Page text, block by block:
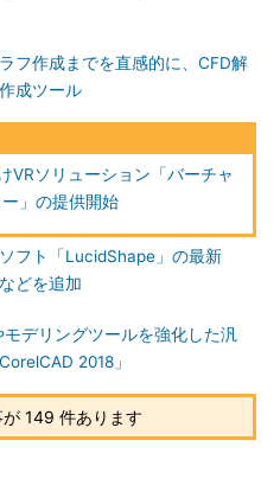
フ作成までを直感的に、CFD解
成ツール
VRソリューション「バーチャ
」の提供開始
フト「LucidShape」の最新
どを追加
デリングツールを強化した汎
2018」
149 件あります